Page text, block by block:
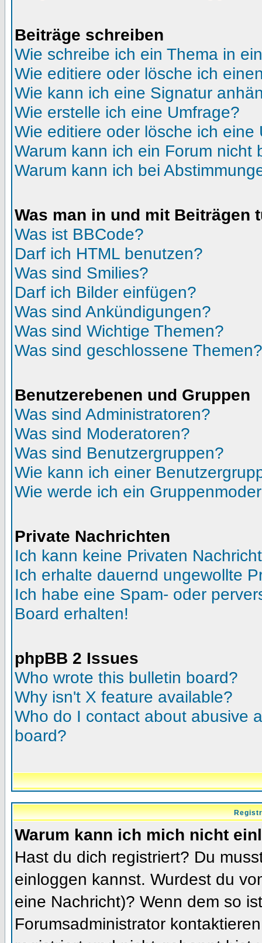
Beiträge schreiben
Wie schreibe ich ein Thema in
Wie editiere oder lösche ich
Wie kann ich eine Signatur
Wie erstelle ich eine Umfrage?
Wie editiere oder lösche ich eine
Warum kann ich ein Forum nicht
Warum kann ich bei
Was man in und mit Beiträgen
Was ist BBCode?
Darf ich HTML benutzen?
Was sind Smilies?
Darf ich Bilder einfügen?
Was sind Ankündigungen?
Was sind Wichtige Themen?
Was sind geschlossene Themen?
Benutzerebenen und Gruppen
Was sind Administratoren?
Was sind Moderatoren?
Was sind Benutzergruppen?
Wie kann ich einer
Wie werde ich ein
Private Nachrichten
Ich kann keine Privaten
Ich erhalte dauernd ungewollte
Ich habe eine Spam- oder
Board erhalten!
phpBB 2 Issues
Who wrote this bulletin board?
Why isn't X feature available?
Who do I contact about abusive
board?
Warum kann ich mich nicht
Hast du dich registriert? Du
einloggen kannst. Wurdest du
eine Nachricht)? Wenn dem so
Forumsadministrator